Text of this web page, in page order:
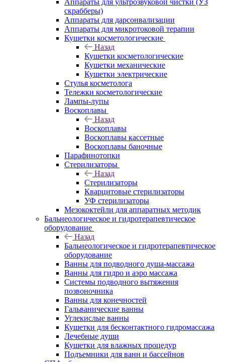
Аппараты для ультрозвуковой чистки (УЗ
скрабберы)
Аппараты для дарсонвализации
Аппараты для микротоковой терапии
Кушетки косметологические
Назад
Кушетки косметологические
Кушетки механические
Кушетки электрические
Стулья косметолога
Тележки косметологические
Лампы-лупы
Воскоплавы
Назад
Воскоплавы
Воскоплавы кассетные
Воскоплавы баночные
Парафинотопки
Стерилизаторы
Назад
Стерилизаторы
Кварцитовые стерилизаторы
УФ стерилизаторы
Мезококтейли для аппаратных методик
Бальнеологическое и гидротерапевтическое
оборудование
Назад
Бальнеологическое и гидротерапевтическое
оборудование
Ванны для подводного душа-массажа
Ванны для гидро и аэро массажа
Системы подводного вытяжения
позвоночника
Ванны для конечностей
Гальванические ванны
Углекислые ванны
Кушетки для бесконтактного гидромассажа
Лечебные души
Кушетки для влажных процедур
Подъемники для ванн и бассейнов